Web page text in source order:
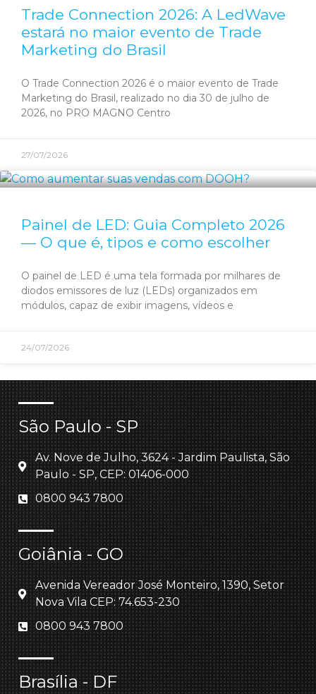
Trade Connection 2026: A LedWave
estará no maior evento de Trade
Marketing do Brasil
O Trade Connection 2026 é o maior evento de Trade
Marketing do Brasil, realizado no dia 30 de julho de
2026, no PRO MAGNO Centro
27/07/2026
Painel de LED: Guia Completo 2026
— O que é, tipos e como escolher
O painel de LED é uma tela formada por milhares de
diodos emissores de luz (LEDs) organizados em
módulos, capaz de exibir imagens, vídeos e
24/07/2026
São Paulo - SP
Av. Nove de Julho, 3624 - Jardim Paulista, São
Paulo - SP, CEP: 01406-000
0800 943 7800
Goiânia - GO
Avenida Vereador José Monteiro, 1390, Setor
Nova Vila CEP: 74.653-230
0800 943 7800
Brasília - DF